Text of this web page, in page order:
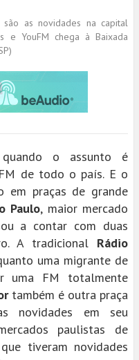
as novidades na capital
e YouFM chega à Baixada
quando o assunto é
de todo o país. E o
em praças de grande
Paulo, maior mercado
a contar com duas
A tradicional Rádio
uma migrante de
uma FM totalmente
também é outra praça
novidades em seu
paulistas de
tiveram novidades